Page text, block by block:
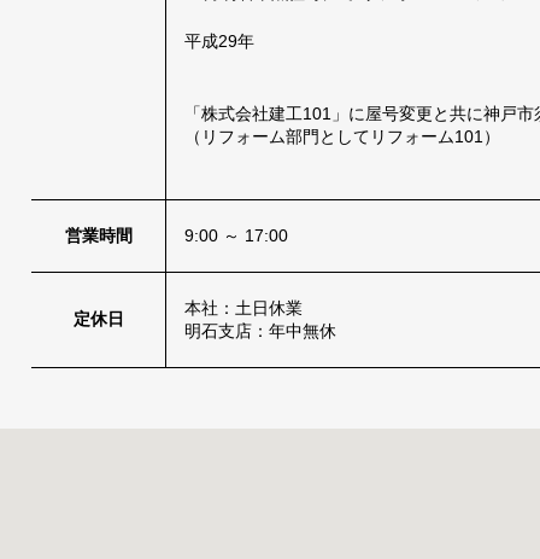
平成29年
「株式会社建工101」に屋号変更と共に神戸
（リフォーム部門としてリフォーム101）
営業時間 9:00 ～ 17:00
定休日
本社：土日休業
明石支店：年中無休